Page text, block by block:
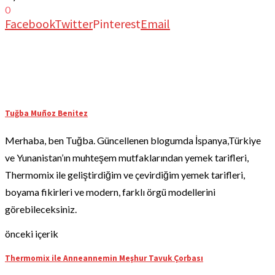
0
FacebookTwitterPinterestEmail
Tuğba Muñoz Benitez
Merhaba, ben Tuğba. Güncellenen blogumda İspanya,Türkiye
ve Yunanistan’ın muhteşem mutfaklarından yemek tarifleri,
Thermomix ile geliştirdiğim ve çevirdiğim yemek tarifleri,
boyama fikirleri ve modern, farklı örgü modellerini
görebileceksiniz.
önceki içerik
Thermomix ile Anneannemin Meşhur Tavuk Çorbası